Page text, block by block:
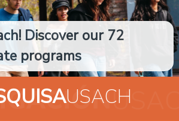
Discover our 72
programs
USACH